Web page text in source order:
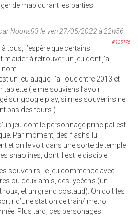
de map durant les parties
Noons93 le ven 27/05/2022 à 22h56
#125176
tous, j’espère que certains
m’aider à retrouver un jeu dont j’ai
un jeu auquel j’ai joué entre 2013 et
tablette (je me souviens l’avoir
sur google play, si mes souvenirs ne
pas des tours.)
d’un jeu dont le personnage principal est
Par moment, des flashs lui
et on le voit dans une sorte de temple
shaolines, dont il est le disciple.
souvenirs, le jeu commence avec
ou deux amis, des lycéens (un
roux, et un grand costaud). On doit les
d’une station de train/ metro
Plus tard, ces personages